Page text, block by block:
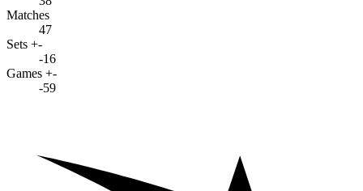
Matches
47
Sets +-
-16
Games +-
-59